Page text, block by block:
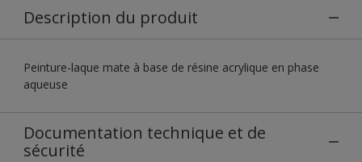
Description du produit
Peinture-laque mate à base de résine acrylique en phase
aqueuse
Documentation technique et de
sécurité